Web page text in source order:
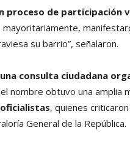
proceso de participación
su barrio”, señalaron.
consulta ciudadana
nombre obtuvo una amplia
, quienes
General de la República.